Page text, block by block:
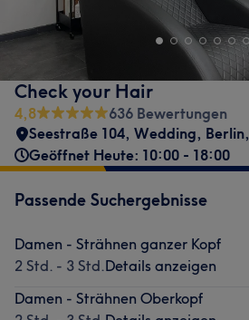
Check your Hair
4,8
636 Bewertungen
Seestraße 104, Wedding, Berlin,
Geöffnet Heute: 10:00 - 18:00
Passende Suchergebnisse
Damen - Strähnen ganzer Kopf
2 Std. - 3 Std.Details anzeigen
Damen - Strähnen Oberkopf